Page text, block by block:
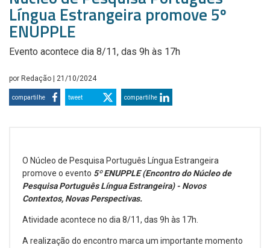
Língua Estrangeira promove 5º
ENUPPLE
Evento acontece dia 8/11, das 9h às 17h
por Redação | 21/10/2024
compartilhe tweet compartilhe
O Núcleo de Pesquisa Português Língua Estrangeira
promove o evento 5º ENUPPLE (Encontro do Núcleo de
Pesquisa Português Língua Estrangeira) - Novos
Contextos, Novas Perspectivas.
Atividade acontece no dia 8/11, das 9h às 17h.
A realização do encontro marca um importante momento